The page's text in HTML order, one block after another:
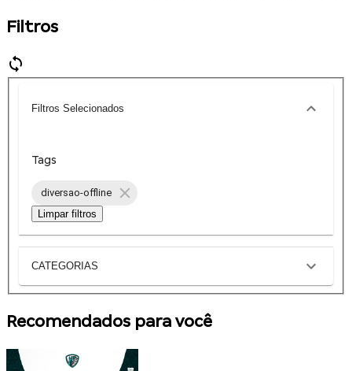
Filtros
Filtros Selecionados
Tags
diversao-offline
Limpar filtros
CATEGORIAS
Recomendados para você